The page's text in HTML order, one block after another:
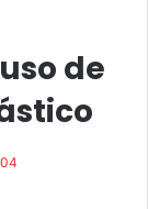
de